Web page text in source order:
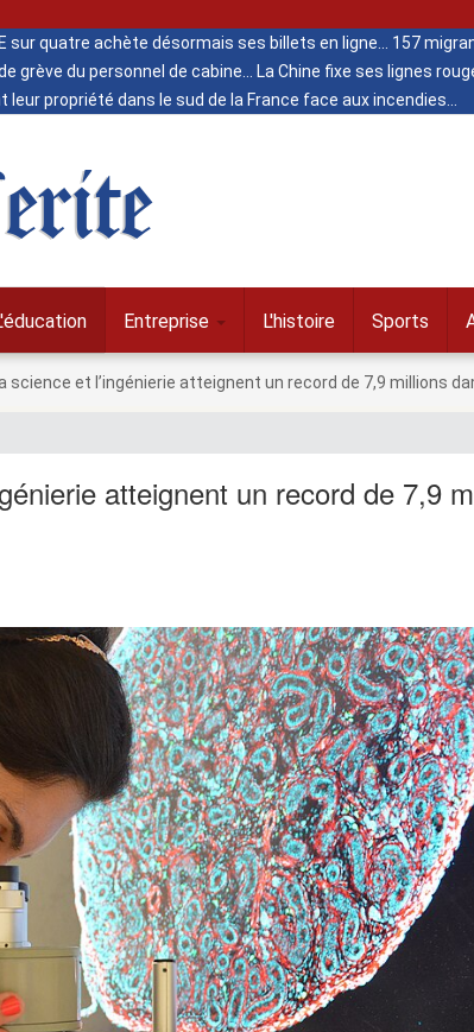
sur quatre achète désormais ses billets en ligne
157
grève du personnel de cabine
La Chine fixe ses lignes
leur propriété dans le sud de la France face aux incendies
Entreprise L'histoire Sports
science et l’ingénierie atteignent un record de 7,9 millions
atteignent un record de 7,9